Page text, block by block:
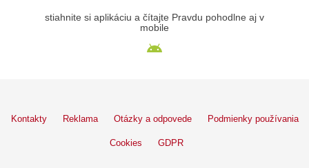
stiahnite si aplikáciu a čítajte Pravdu pohodlne aj v
mobile
Kontakty Reklama Otázky a odpovede Podmienky používania
Cookies GDPR